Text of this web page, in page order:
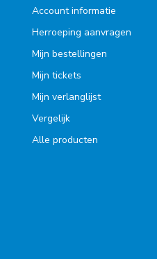
Account informatie
Herroeping aanvragen
Mijn bestellingen
Mijn tickets
Mijn verlanglijst
Vergelijk
Alle producten